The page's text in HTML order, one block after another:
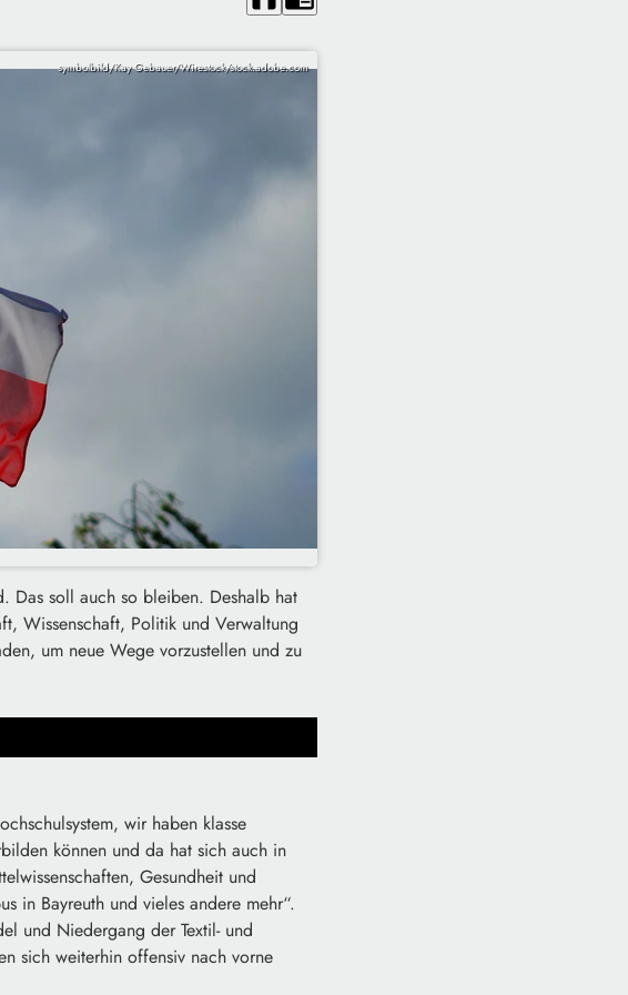
symbolbild/Kay Gebauer/Wirestock/stock.adobe.com
Das soll auch so bleiben. Deshalb hat
Wissenschaft, Politik und Verwaltung
um neue Wege vorzustellen und zu
wir haben klasse
können und da hat sich auch in
Gesundheit und
in Bayreuth und vieles andere mehr“.
und Niedergang der Textil- und
sich weiterhin offensiv nach vorne